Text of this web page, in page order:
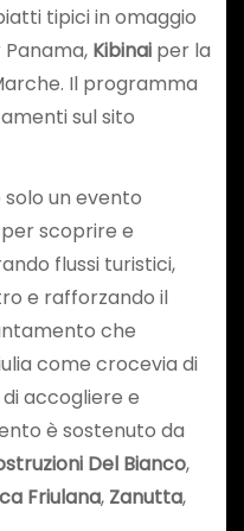
tipici in omaggio
Kibinaiper la
Il programma
sul sito
un evento
scoprire e
flussi turistici,
e rafforzando il
che
come crocevia di
accogliere e
è sostenuto da
Del Bianco,
Friulana, Zanutta,